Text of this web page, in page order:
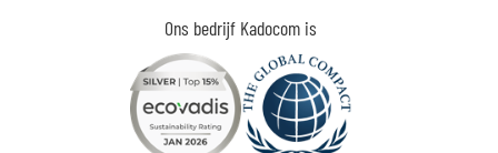
Ons bedrijf Kadocom is